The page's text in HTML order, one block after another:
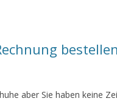
aber Sie haben keine